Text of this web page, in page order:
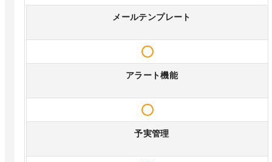
メールテンプレート
アラート機能
予実管理